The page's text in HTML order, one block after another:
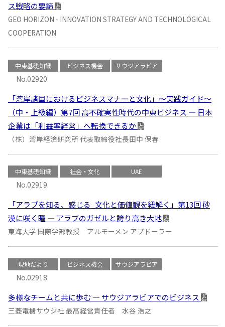
ス戦略の要諦
GEO HORIZON - INNOVATION STRATEGY AND TECHNOLOGICAL
COOPERATION
中東基礎知識 ビジネス機会 サウジアラビア
No.02920
「湾岸諸国におけるビジネスマナーと文化」〜実践ガイド〜
（中・上級編）第7回 高不確実性時代の中東ビジネス ― 日本
企業は「利益率経営」へ転換できるか
（株）湾岸経済研究所 代表取締役社長田中 保春
中東基礎知識 社会・文化 UAE
No.02919
「アラブを知る、感じる_文化と価値観を紐解く」第13回 砂
漠に咲く瞳 ― アラブのガゼルと誇り高き大地
東海大学 国際学部教授 アルモーメン アブドーラー
現地だより ビジネス機会 サウジアラビア
No.02918
多様なチームと共に歩む ― サウジアラビアでのビジネス
三菱電機サウジ社 最高経営責任者 水谷 浩之